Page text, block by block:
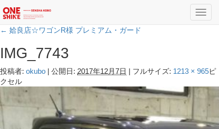
← 姶良店☆ワゴンR様 プレミアム・ガード
IMG_7743
投稿者: okubo | 公開日: 2017年12月7日 | フルサイズ: 1213 × 965ピ
クセル